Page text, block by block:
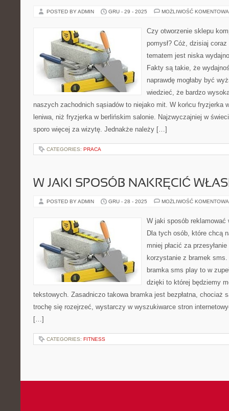
POSTED BY ADMIN GRU - 29 - 2025 MOŻLIWOŚĆ
Czy otworzenie sklepu
pomysł? Cóż, dzisiaj
tematem jest niska
Fakty są takie, że
naprawdę mogłaby być
wiedzieć, że bardzo
naszych zachodnich sąsiadów to niejako mit. W końcu fryzjerka
leniwa, niż fryzjerka w berlińskim salonie. Najzwyczajniej w
sporo więcej za wizytę. Jednakże należy […]
CATEGORIES: PRACA
W JAKI SPOSÓB NAKRĘCIĆ
POSTED BY ADMIN GRU - 28 - 2025 MOŻLIWOŚĆ
W jaki sposób reklamować
Dla tych osób, które chcą
mniej płacić za
korzystanie z bramek
bramka sms play to w
dzięki to której będziemy
tekstowych. Zasadniczo takowa bramka jest bezpłatna, chociaż
trochę się rozejrzeć, wystarczy w wyszukiwarce stron
[…]
CATEGORIES: FITNESS